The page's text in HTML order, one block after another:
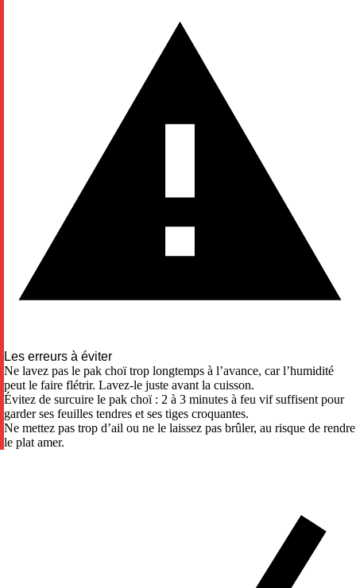
Les erreurs à éviter
Ne lavez pas le pak choï trop longtemps à l’avance, car l’humidité
peut le faire flétrir. Lavez-le juste avant la cuisson.
Évitez de surcuire le pak choï : 2 à 3 minutes à feu vif suffisent pour
garder ses feuilles tendres et ses tiges croquantes.
Ne mettez pas trop d’ail ou ne le laissez pas brûler, au risque de rendre
le plat amer.